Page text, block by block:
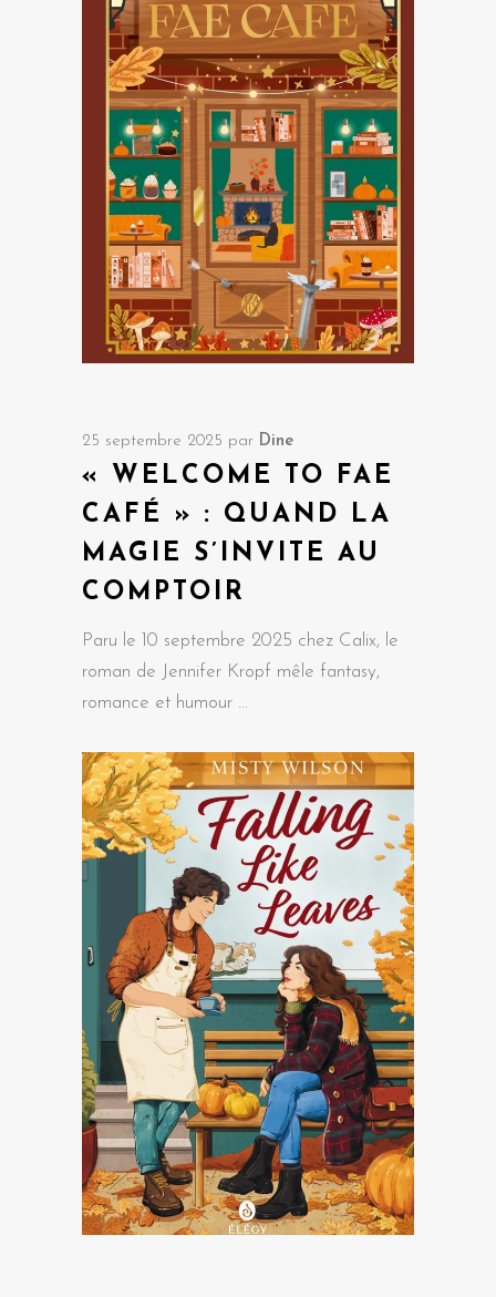
25 septembre 2025 par Dine
« WELCOME TO FAE
CAFÉ » : QUAND LA
MAGIE S’INVITE AU
COMPTOIR
Paru le 10 septembre 2025 chez Calix, le
roman de Jennifer Kropf mêle fantasy,
romance et humour